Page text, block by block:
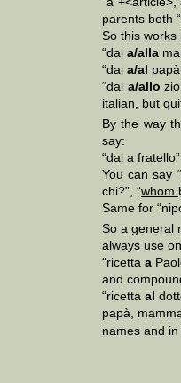
parents both
So this
“dai a/alla
“dai a/al
“dai a/allo
italian, but
By the way
say:
“dai a
You can say
chi?”, “whom
Same for
So a general
always use
“ricetta a
and
“ricetta al
papà,
names and